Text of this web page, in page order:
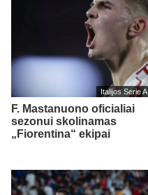
Italijos Serie A
F. Mastanuono oficialiai
sezonui skolinamas
„Fiorentina“ ekipai